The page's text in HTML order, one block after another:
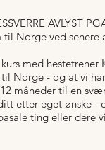
AVLYST
til Norge ved senere
med
Norge - og at vi
måneder til en
etter eget ønske -
ting eller dere